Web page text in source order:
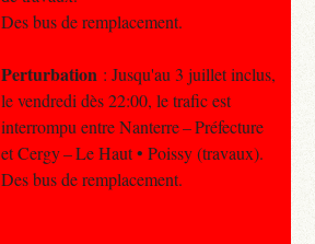
Des bus de remplacement.
Perturbation : Jusqu'au 3 juillet inclus,
le vendredi dès 22:00, le trafic est
interrompu entre Nanterre – Préfecture
et Cergy – Le Haut • Poissy (travaux).
Des bus de remplacement.